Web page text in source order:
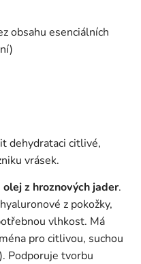
obsahu esenciálních
dehydrataci citlivé,
vrásek.
olej z hroznových jader.
z pokožky,
vlhkost. Má
pro citlivou, suchou
Podporuje tvorbu